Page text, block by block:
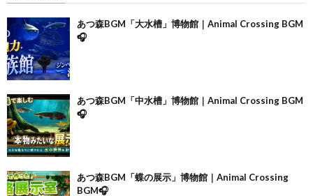
あつ森BGM「大水槽」博物館｜Animal Crossing BGM
🎧
あつ森BGM「中水槽」博物館｜Animal Crossing BGM
🎧
あつ森BGM「蝶の展示」博物館｜Animal Crossing
BGM🎧